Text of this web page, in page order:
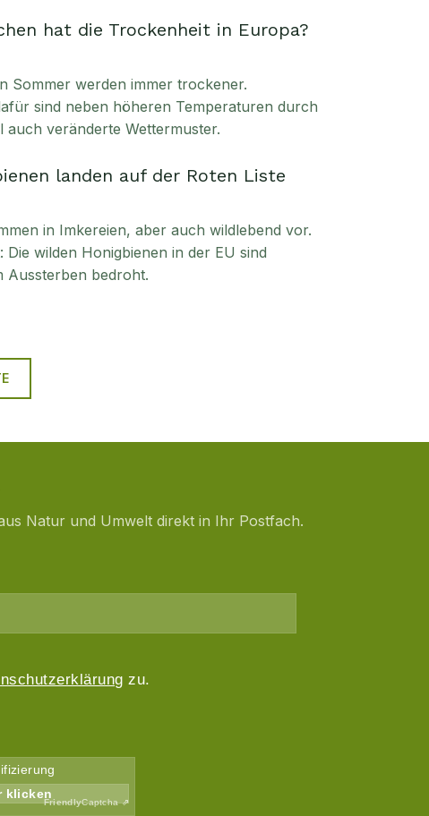
hat die Trockenheit in Europa?
Sommer werden immer trockener.
sind neben höheren Temperaturen durch
auch veränderte Wettermuster.
landen auf der Roten Liste
in Imkereien, aber auch wildlebend vor.
Die wilden Honigbienen in der EU sind
Aussterben bedroht.
Natur und Umwelt direkt in Ihr Postfach.